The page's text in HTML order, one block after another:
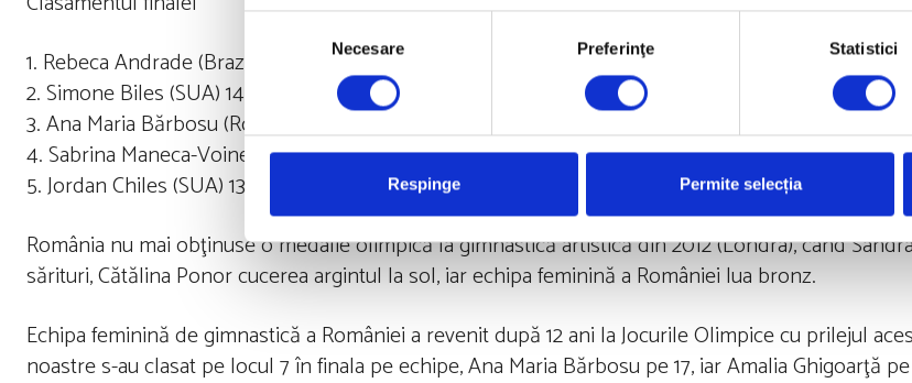
consimțământului
Necesare Preferinţe Statistici
Respinge Permite selecția
1. Rebeca Andrade (Brazilia) 14,166
2. Simone Biles (SUA) 14,133
3. Ana Maria Bărbosu (România) 13,700
4. Sabrina Maneca-Voinea (România) 13,700
5. Jordan Chiles (SUA) 13,666
România nu mai obţinuse o medalie olimpică la gimnastică artistică din 2012 (Londra), când
sărituri, Cătălina Ponor cucerea argintul la sol, iar echipa feminină a României lua bronz.
Echipa feminină de gimnastică a României a revenit după 12 ani la Jocurile Olimpice cu prilejul
noastre s-au clasat pe locul 7 în finala pe echipe, Ana Maria Bărbosu pe 17, iar Amalia Ghigoarţă